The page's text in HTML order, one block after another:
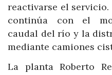
reactivarse el
continúa con el
caudal del río y la
mediante camiones
La planta Roberto